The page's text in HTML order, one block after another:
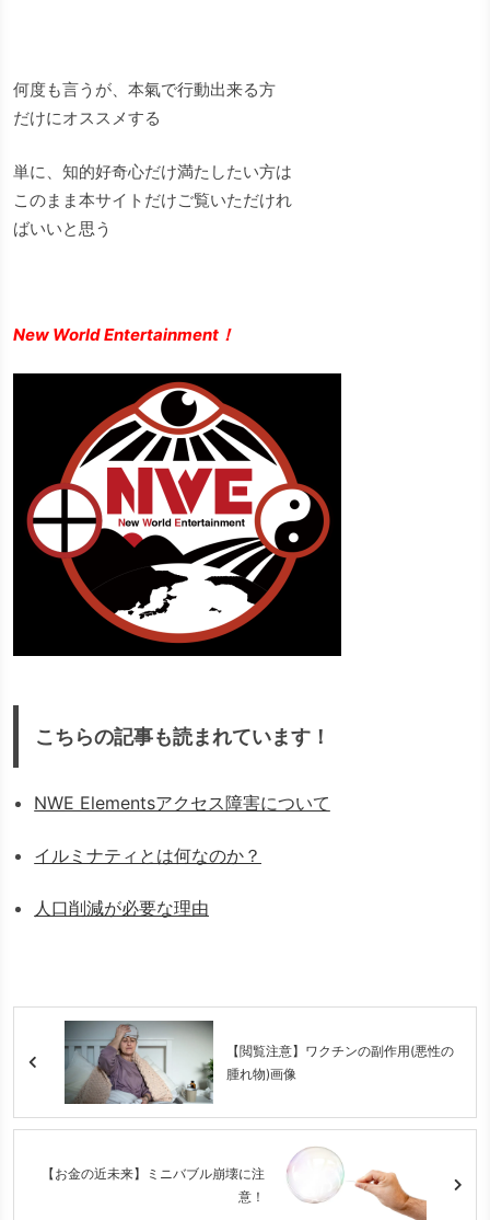
何度も言うが、本氣で行動出来る方
だけにオススメする
単に、知的好奇心だけ満たしたい方は
このまま本サイトだけご覧いただけれ
ばいいと思う
New World Entertainment！
こちらの記事も読まれています！
NWE Elementsアクセス障害について
イルミナティとは何なのか？
人口削減が必要な理由
【閲覧注意】ワクチンの副作用(悪性の
腫れ物)画像
【お金の近未来】ミニバブル崩壊に注
意！